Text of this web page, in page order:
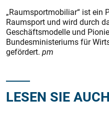
„Raumsportmobiliar“ ist ein
Raumsport und wird durch
Geschäftsmodelle und
Bundesministeriums für
gefördert. pm
LESEN SIE AUCH